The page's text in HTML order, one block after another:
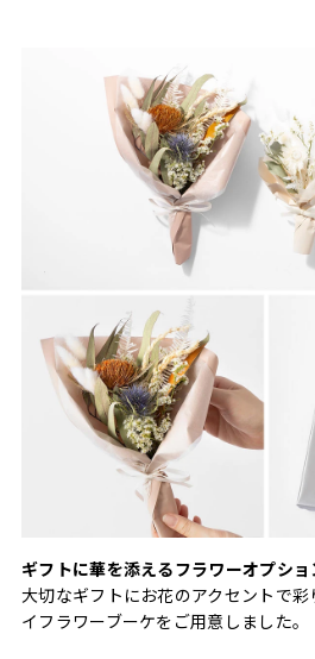
ギフトに華を添えるフラワーオプショ
大切なギフトにお花のアクセントで
イフラワーブーケをご用意しました。